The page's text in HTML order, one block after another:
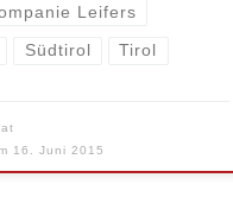
Leifers
Südtirol Tirol
16. Juni 2015